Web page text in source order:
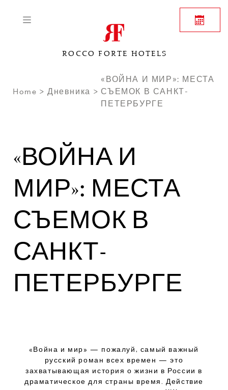
ROCCO FORTE HOTELS
Home Дневника
«ВОЙНА И МИР»: МЕСТА
СЪЕМОК В САНКТ-
ПЕТЕРБУРГЕ
«ВОЙНА И
МИР»: МЕСТА
СЪЕМОК В
САНКТ-
ПЕТЕРБУРГЕ
«Война и мир» — пожалуй, самый важный
русский роман всех времен — это
захватывающая история о жизни в России в
драматическое для страны время. Действие